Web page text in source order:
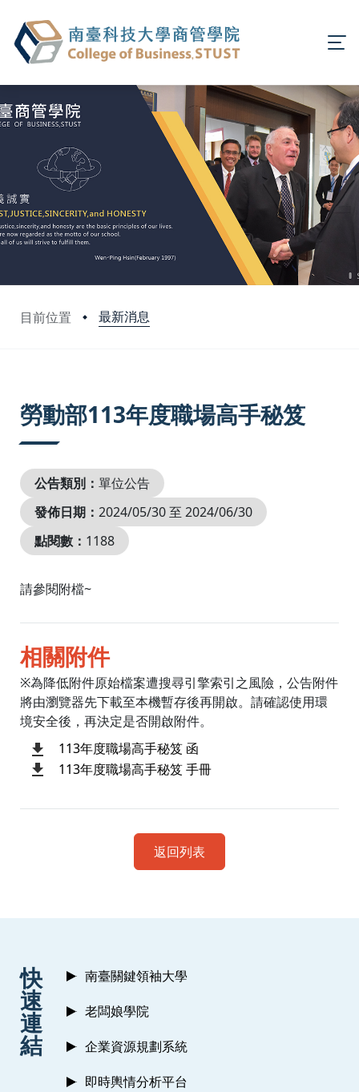
目前位置 最新消息
勞動部113年度職場高手秘笈
公告類別： 單位公告
發佈日期： 2024/05/30 至 2024/06/30
點閱數： 1188
請參閱附檔~
相關附件
※為降低附件原始檔案遭搜尋引擎索引之風險，公告附件
將由瀏覽器先下載至本機暫存後再開啟。請確認使用環
境安全後，再決定是否開啟附件。
113年度職場高手秘笈 函
113年度職場高手秘笈 手冊
返回列表
:::
快
速
連
結
南臺關鍵領袖大學
老闆娘學院
企業資源規劃系統
即時輿情分析平台